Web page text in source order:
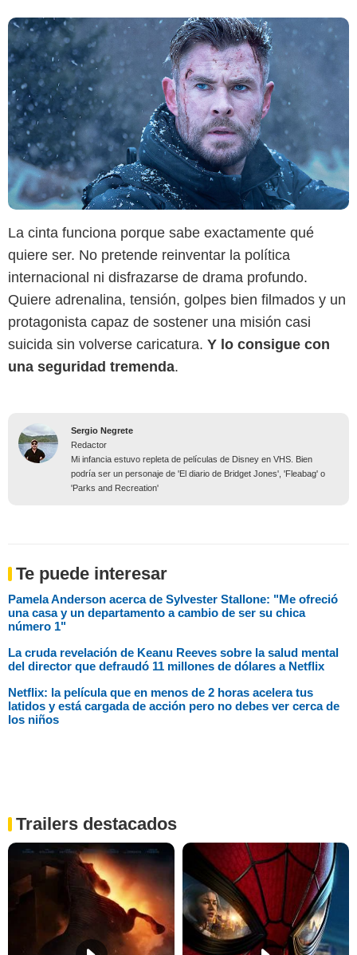
La cinta funciona porque sabe exactamente qué
quiere ser. No pretende reinventar la política
internacional ni disfrazarse de drama profundo.
Quiere adrenalina, tensión, golpes bien filmados y un
protagonista capaz de sostener una misión casi
suicida sin volverse caricatura. Y lo consigue con
una seguridad tremenda.
Sergio Negrete
Redactor
Mi infancia estuvo repleta de películas de Disney en VHS. Bien
podría ser un personaje de 'El diario de Bridget Jones', 'Fleabag' o
'Parks and Recreation'
Te puede interesar
Pamela Anderson acerca de Sylvester Stallone: "Me ofreció
una casa y un departamento a cambio de ser su chica
número 1"
La cruda revelación de Keanu Reeves sobre la salud mental
del director que defraudó 11 millones de dólares a Netflix
Netflix: la película que en menos de 2 horas acelera tus
latidos y está cargada de acción pero no debes ver cerca de
los niños
Trailers destacados